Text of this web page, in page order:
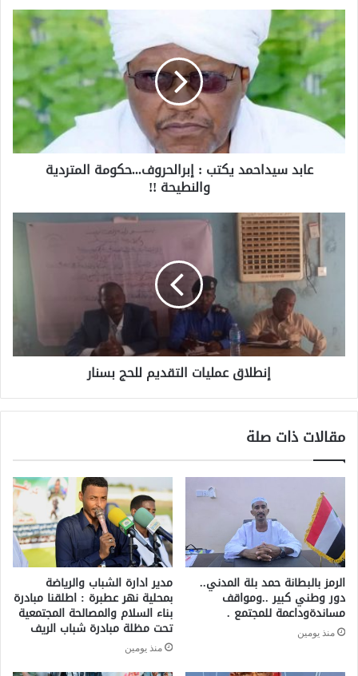
عابد سيداحمد يكتب : إبرالحروف...حكومة المتردية
والنطيحة !!
إنطلاق عمليات التقديم للحج بسنار
مقالات ذات صلة
الرمز بالبطانة حمد بلة المدني..
دور وطني كبير ..ومواقف
مساندةوداعمة للمجتمع .
منذ يومين
مدير ادارة الشباب والرياضة
بمحلية نهر عطبرة : اطلقنا مبادرة
بناء السلام والمصالحة المجتمعية
تحت مظلة مبادرة شباب الريف
منذ يومين